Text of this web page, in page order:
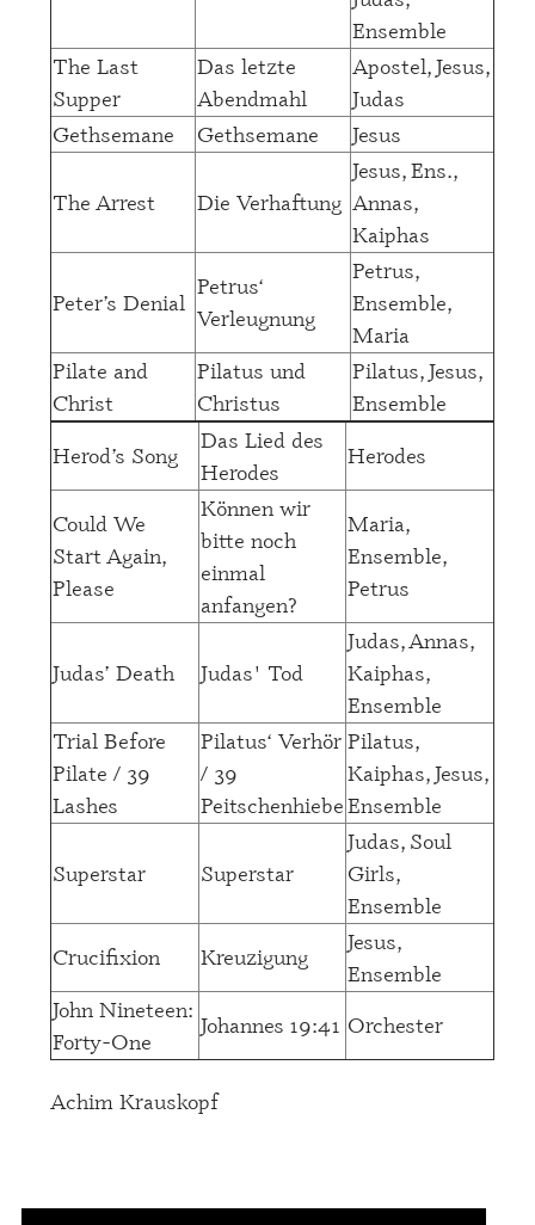
Ensemble
The Last
Supper
Das letzte
Abendmahl
Apostel, Jesus,
Judas
Gethsemane
Gethsemane Jesus
The Arrest Die Verhaftung
Jesus, Ens.,
Annas,
Kaiphas
Peter’s Denial
Petrus‘
Verleugnung
Petrus,
Ensemble,
Maria
Pilate and
Christ
Pilatus und
Christus
Pilatus, Jesus,
Ensemble
Herod’s Song
Das Lied des
Herodes
Herodes
Could We
Start Again,
Please
Können wir
bitte noch
einmal
anfangen?
Maria,
Ensemble,
Petrus
Judas’ Death Judas' Tod
Judas, Annas,
Kaiphas,
Ensemble
Trial Before
Pilate / 39
Lashes
Pilatus‘ Verhör
/ 39
Peitschenhiebe
Pilatus,
Kaiphas, Jesus,
Ensemble
Superstar Superstar
Judas, Soul
Girls,
Ensemble
Crucifixion
Kreuzigung
Jesus,
Ensemble
John Nineteen:
Forty-One
Johannes 19:41 Orchester
Achim Krauskopf